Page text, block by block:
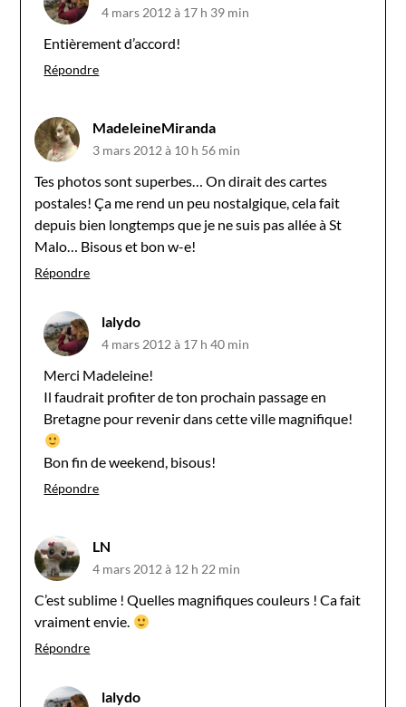
4 mars 2012 à 17 h 39 min
Entièrement d’accord!
Répondre
MadeleineMiranda
3 mars 2012 à 10 h 56 min
Tes photos sont superbes… On dirait des cartes
postales! Ça me rend un peu nostalgique, cela fait
depuis bien longtemps que je ne suis pas allée à St
Malo… Bisous et bon w-e!
Répondre
lalydo
4 mars 2012 à 17 h 40 min
Merci Madeleine!
Il faudrait profiter de ton prochain passage en
Bretagne pour revenir dans cette ville magnifique!
Bon fin de weekend, bisous!
Répondre
LN
4 mars 2012 à 12 h 22 min
C’est sublime ! Quelles magnifiques couleurs ! Ca fait
vraiment envie.
Répondre
lalydo